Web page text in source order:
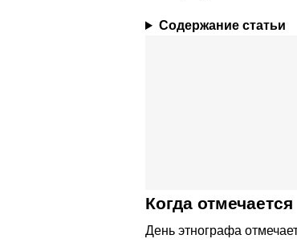
Содержание статьи
Когда отмечается
День этнографа